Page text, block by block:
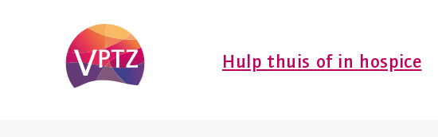
Hulp thuis of in hospice